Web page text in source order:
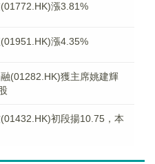
(01772.HK)漲3.81%
(01951.HK)漲4.35%
融(01282.HK)獲主席姚建輝
(01432.HK)初段揚10.75，本